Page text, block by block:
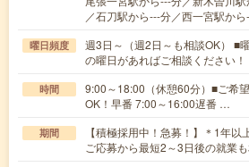
／石刀駅から---分／西一宮駅か
曜日頻度
週3日～（週2日～も相談OK） ■
の曜日があればご相談ください！
時間
9:00～18:00（休憩60分）■ご希
OK！早番 7:00～16:00遅番 …
期間
【積極採用中！急募！】＊1年以
ご応募から最短2～3日後の就業